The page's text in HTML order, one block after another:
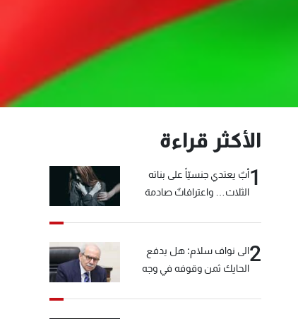
الأكثر قراءة
1أبٌ يعتدي جنسيّاً على بناته
الثلاث… واعترافاتٌ صادمة
2الى نواف سلام: هل يدفع
الحايك ثمن وقوفه في وجه